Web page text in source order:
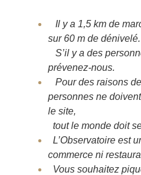
Il y a 1,5 km de
sur 60 m de dénivelé.
S’il y a des
prévenez-nous.
Pour des raisons
personnes ne
le site,
tout le monde doit
L’Observatoire est
commerce ni
Vous souhaitez